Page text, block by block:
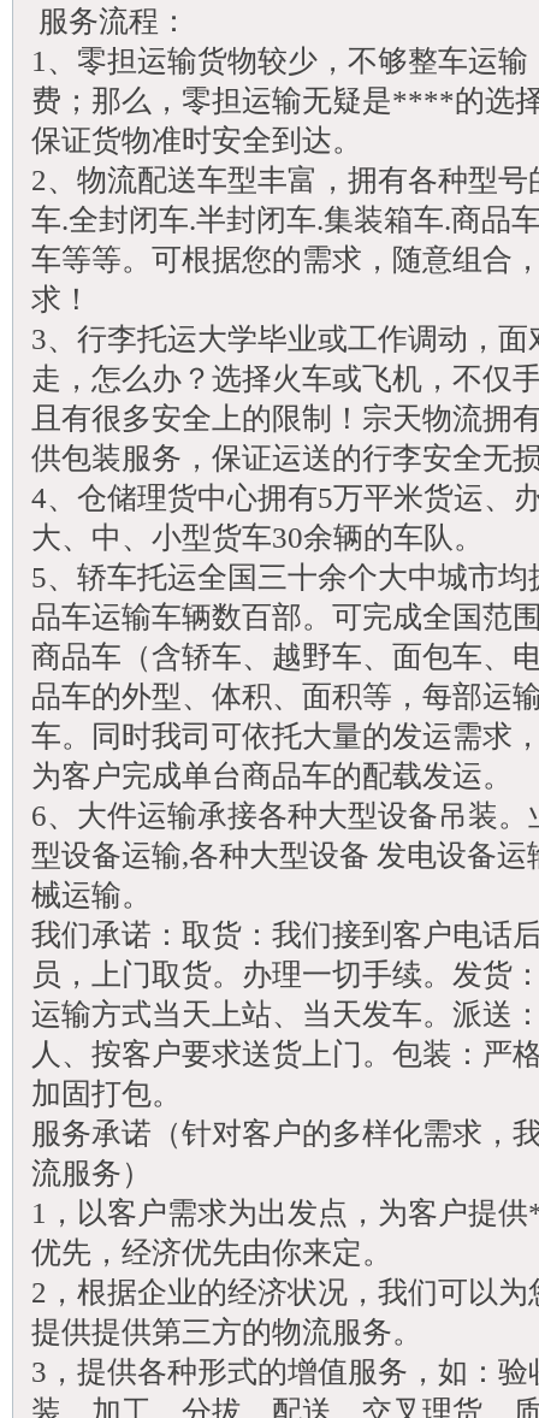
服务流程：
1、零担运输货物较少，不够整车运
费；那么，零担运输无疑是****的选
保证货物准时安全到达。
2、物流配送车型丰富，拥有各种型
车.全封闭车.半封闭车.集装箱车.商品
车等等。可根据您的需求，随意组合
求！
3、行李托运大学毕业或工作调动，
走，怎么办？选择火车或飞机，不仅
且有很多安全上的限制！宗天物流拥
供包装服务，保证运送的行李安全无
4、仓储理货中心拥有5万平米货运、
大、中、小型货车30余辆的车队。
5、轿车托运全国三十余个大中城市
品车运输车辆数百部。可完成全国范
商品车（含轿车、越野车、面包车、
品车的外型、体积、面积等，每部运
车。同时我司可依托大量的发运需求
为客户完成单台商品车的配载发运。
6、大件运输承接各种大型设备吊装
型设备运输,各种大型设备 发电设备
械运输。
我们承诺：取货：我们接到客户电话
员，上门取货。办理一切手续。发货
运输方式当天上站、当天发车。派送
人、按客户要求送货上门。包装：严
加固打包。
服务承诺（针对客户的多样化需求，
流服务）
1，以客户需求为出发点，为客户提
优先，经济优先由你来定。
2，根据企业的经济状况，我们可以
提供提供第三方的物流服务。
3，提供各种形式的增值服务，如：